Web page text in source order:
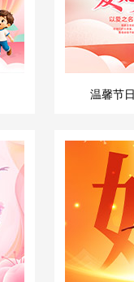
温馨节